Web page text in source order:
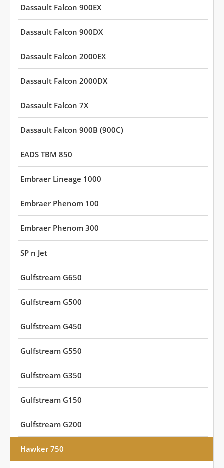
Dassault Falcon 900EX
Dassault Falcon 900DX
Dassault Falcon 2000EX
Dassault Falcon 2000DX
Dassault Falcon 7X
Dassault Falcon 900B (900C)
EADS TBM 850
Embraer Lineage 1000
Embraer Phenom 100
Embraer Phenom 300
SP n Jet
Gulfstream G650
Gulfstream G500
Gulfstream G450
Gulfstream G550
Gulfstream G350
Gulfstream G150
Gulfstream G200
Hawker 750